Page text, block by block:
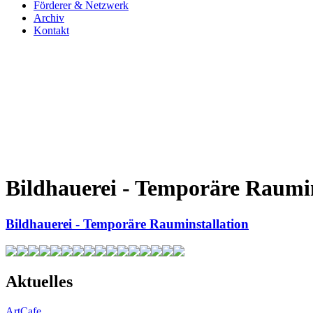
Förderer & Netzwerk
Archiv
Kontakt
Bildhauerei - Temporäre
Bildhauerei - Temporäre Rauminstallation
Aktuelles